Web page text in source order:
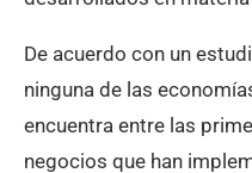
De acuerdo con un
ninguna de las
encuentra entre las
negocios que han